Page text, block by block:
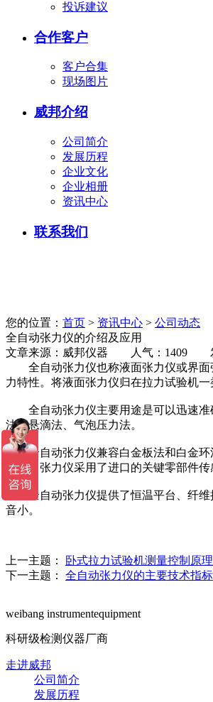
投诉建议
合作客户
客户合集
现场图片
威邦介绍
公司简介
发展历程
企业文化
企业相册
资讯中心
联系我们
您的位置： 首页 > 资讯中心 > 公司动态
全自动张力仪的介绍及应用
文章来源：威邦仪器 人气：1409 发
全自动张力仪也称液面张力仪或界面
力特性。将液面张力仪归在拉力试验机
全自动张力仪主要用途是可以迅速准
法、悬滴法、气泡压力法。
全自动张力仪兼容白金板法和白金环法
最低。张力仪采用了进口的关键零部件传
全自动张力仪提供了恒温平台、纤维
音小。
上一主题：
卧式拉力试验机测量控制原理
下一主题： 全自动张力仪的主要技术指标
weibang instrumentequipment
科研级检测仪器厂商
走进威邦
公司简介
发展历程